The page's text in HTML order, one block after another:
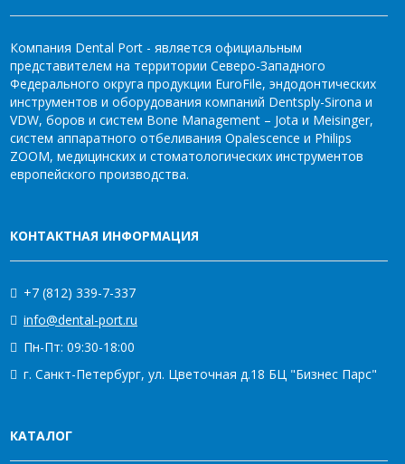
Компания Dental Port - является официальным
представителем на территории Северо-Западного
Федерального округа продукции EuroFile, эндодонтических
инструментов и оборудования компаний Dentsply-Sirona и
VDW, боров и систем Bone Management – Jota и Meisinger,
систем аппаратного отбеливания Opalescence и Philips
ZOOM, медицинских и стоматологических инструментов
европейского производства.
КОНТАКТНАЯ ИНФОРМАЦИЯ
+7 (812) 339-7-337
info@dental-port.ru
Пн-Пт: 09:30-18:00
г. Санкт-Петербург, ул. Цветочная д.18 БЦ "Бизнес Парс"
КАТАЛОГ